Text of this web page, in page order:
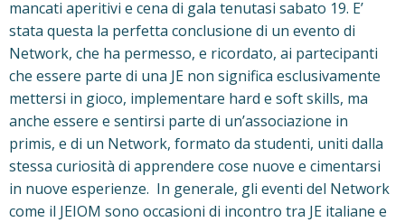
mancati aperitivi e cena di gala tenutasi sabato 19. E’
stata questa la perfetta conclusione di un evento di
Network, che ha permesso, e ricordato, ai partecipanti
che essere parte di una JE non significa esclusivamente
mettersi in gioco, implementare hard e soft skills, ma
anche essere e sentirsi parte di un’associazione in
primis, e di un Network, formato da studenti, uniti dalla
stessa curiosità di apprendere cose nuove e cimentarsi
in nuove esperienze. In generale, gli eventi del Network
come il JEIOM sono occasioni di incontro tra JE italiane e